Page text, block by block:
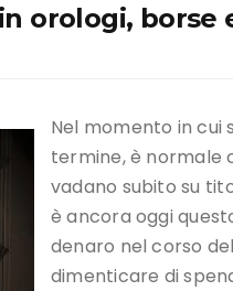
orologi, borse
Nel momento in cui
termine, è normale
vadano subito su
è ancora oggi
denaro nel corso
dimenticare di